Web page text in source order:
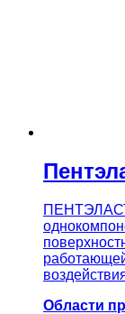
ПЕНТЭЛАСТ
Области